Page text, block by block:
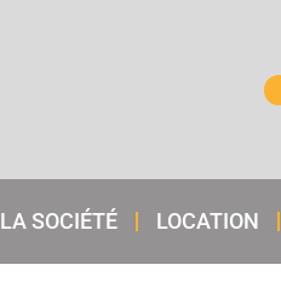
LA SOCIÉTÉ LOCATION